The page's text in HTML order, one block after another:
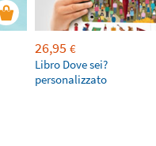
26,95 €
Libro Dove sei?
personalizzato